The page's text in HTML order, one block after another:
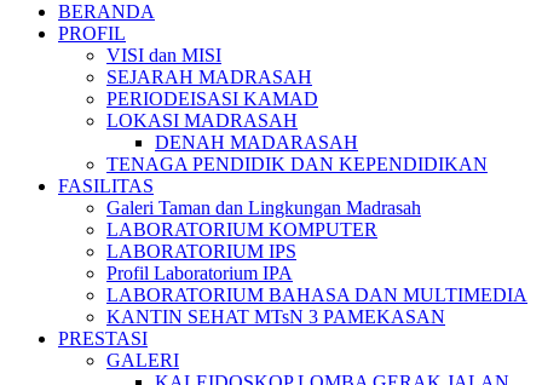
BERANDA
PROFIL
VISI dan MISI
SEJARAH MADRASAH
PERIODEISASI KAMAD
LOKASI MADRASAH
DENAH MADARASAH
TENAGA PENDIDIK DAN KEPENDIDIKAN
FASILITAS
Galeri Taman dan Lingkungan Madrasah
LABORATORIUM KOMPUTER
LABORATORIUM IPS
Profil Laboratorium IPA
LABORATORIUM BAHASA DAN MULTIMEDIA
KANTIN SEHAT MTsN 3 PAMEKASAN
PRESTASI
GALERI